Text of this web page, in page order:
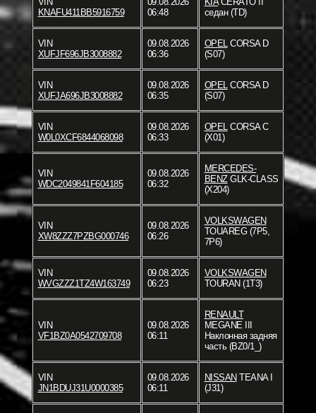
KNAFU411BB5916759
06:48
седан (TD)
VIN
XUFJF696JB3008882
09.08.2026
06:36
OPELCORSA D
(S07)
VIN
XUFJA696JB3008882
09.08.2026
06:35
OPELCORSA D
(S07)
VIN
W0L0XCF6844068098
09.08.2026
06:33
OPELCORSA C
(X01)
VIN
WDC2049841F604185
09.08.2026
06:32
MERCEDES-
BENZGLK-CLASS
(X204)
VIN
XW8ZZZ7PZBG000746
09.08.2026
06:26
VOLKSWAGEN
TOUAREG (7P5,
7P6)
VIN
WVGZZZ1TZ4W163749
09.08.2026
06:23
VOLKSWAGEN
TOURAN (1T3)
VIN
VF1BZ0A0542709708
09.08.2026
06:11
RENAULT
MEGANE III
Наклонная задняя
часть (BZ0/1_)
VIN
JN1BDUJ31U0000385
09.08.2026
06:11
NISSAN TEANA I
(J31)